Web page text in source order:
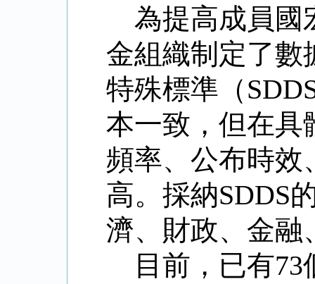
為提高成員國
金組織制定了數
特殊標準（
本一致，但在具
頻率、公布時效
高。採納SDDS
濟、財政、金融
目前，已有73